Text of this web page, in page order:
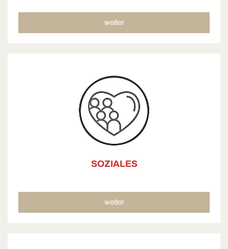
weiter
SOZIALES
weiter